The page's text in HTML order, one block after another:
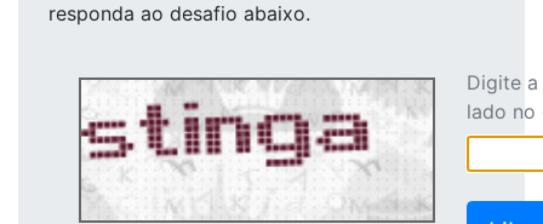
responda ao desafio abaixo.
Digite
lado no